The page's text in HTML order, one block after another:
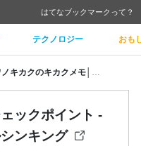
はてなブックマークって？
テクノロジー おも
ックポイント -
ンキング